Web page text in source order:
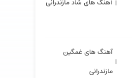
آهنگ های شاد مازندرانی
آهنگ های غمگین
مازندرانی